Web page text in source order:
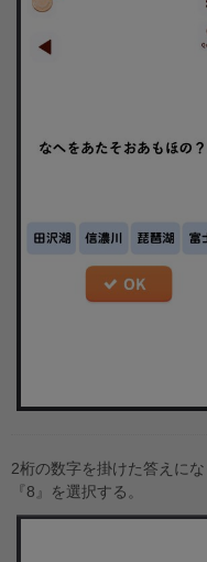
2桁の数字を掛けた答えにな
『8』を選択する。